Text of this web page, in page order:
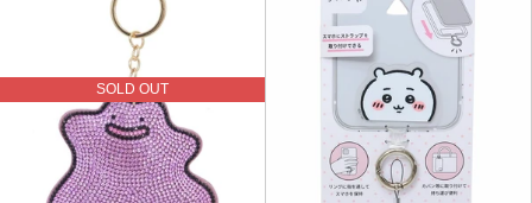
SOLD OUT